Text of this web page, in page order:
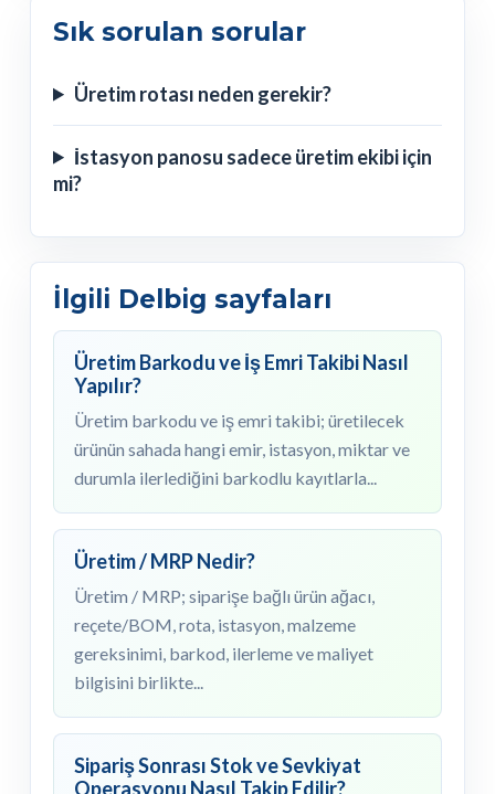
Sık sorulan sorular
Üretim rotası neden gerekir?
İstasyon panosu sadece üretim ekibi için
mi?
İlgili Delbig sayfaları
Üretim Barkodu ve İş Emri Takibi Nasıl
Yapılır?
Üretim barkodu ve iş emri takibi; üretilecek
ürünün sahada hangi emir, istasyon, miktar ve
durumla ilerlediğini barkodlu kayıtlarla...
Üretim / MRP Nedir?
Üretim / MRP; siparişe bağlı ürün ağacı,
reçete/BOM, rota, istasyon, malzeme
gereksinimi, barkod, ilerleme ve maliyet
bilgisini birlikte...
Sipariş Sonrası Stok ve Sevkiyat
Operasyonu Nasıl Takip Edilir?